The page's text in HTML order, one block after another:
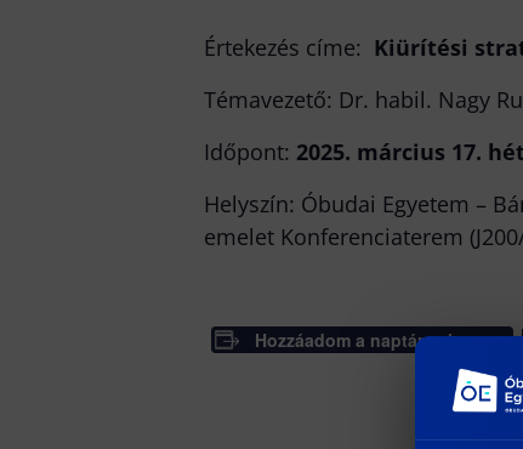
Értekezés címe: Kiürítési
Témavezető: Dr. habil. Nagy
Időpont: 2025. március 17.
Helyszín: Óbudai Egyetem –
emelet Konferenciaterem
Hozzáadom a naptáramhoz